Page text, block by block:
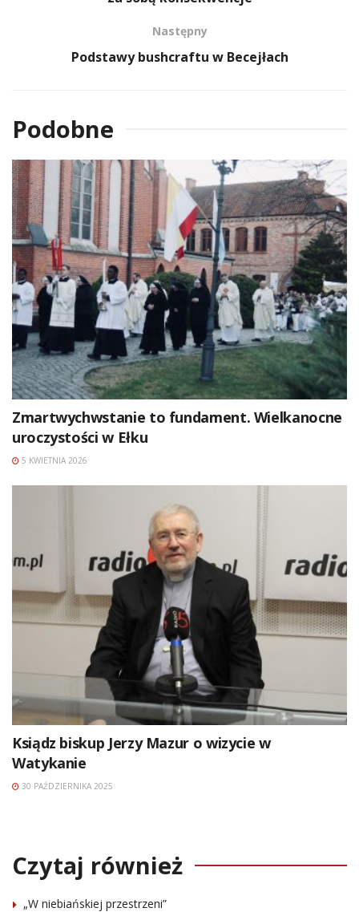
Następny
Podstawy bushcraftu w Becejłach
Podobne
Zmartwychwstanie to fundament. Wielkanocne
uroczystości w Ełku
5 KWIETNIA 2026
Ksiądz biskup Jerzy Mazur o wizycie w
Watykanie
30 PAŹDZIERNIKA 2025
Czytaj również
„W niebiańskiej przestrzeni”